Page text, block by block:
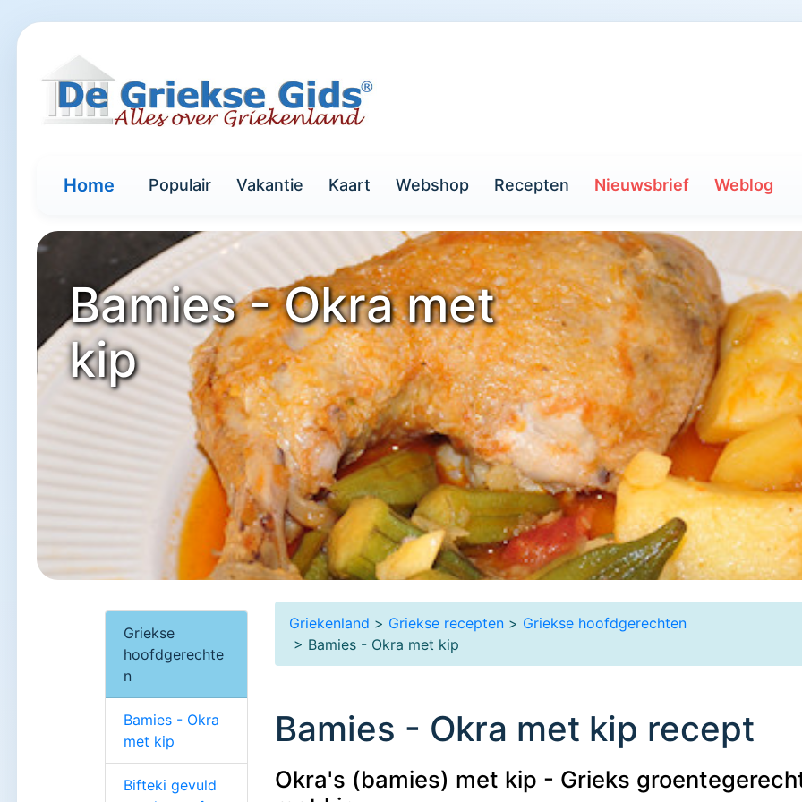
Home Populair Vakantie Kaart Webshop Recepten Nieuwsbrief Weblog
Bamies - Okra met
kip
Griekenland > Griekse recepten > Griekse hoofdgerechten
> Bamies - Okra met kip
Bamies - Okra met kip recept
Okra's (bamies) met kip - Grieks
Griekse
hoofdgerechte
n
Bamies - Okra
met kip
Bifteki gevuld